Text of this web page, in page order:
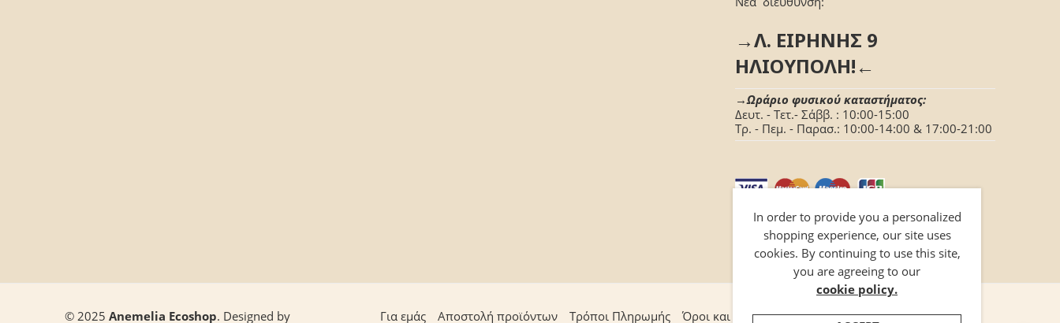
→Λ. ΕΙΡΗΝΗΣ 9
ΗΛΙΟΥΠΟΛΗ!←
→Ωράριο φυσικού καταστήματος:
Δευτ. - Τετ.- Σάββ. : 10:00-15:00
Τρ. - Πεμ. - Παρασ.: 10:00-14:00 & 17:00-21:00
© 2025 Anemelia Ecoshop. Designed by Για εμάς Αποστολή προϊόντων Τρόποι Πληρωμής Όροι και προϋποθέσεις Επικοινωνία
In order to provide you a personalized
shopping experience, our site uses
cookies. By continuing to use this site,
you are agreeing to our
cookie policy.